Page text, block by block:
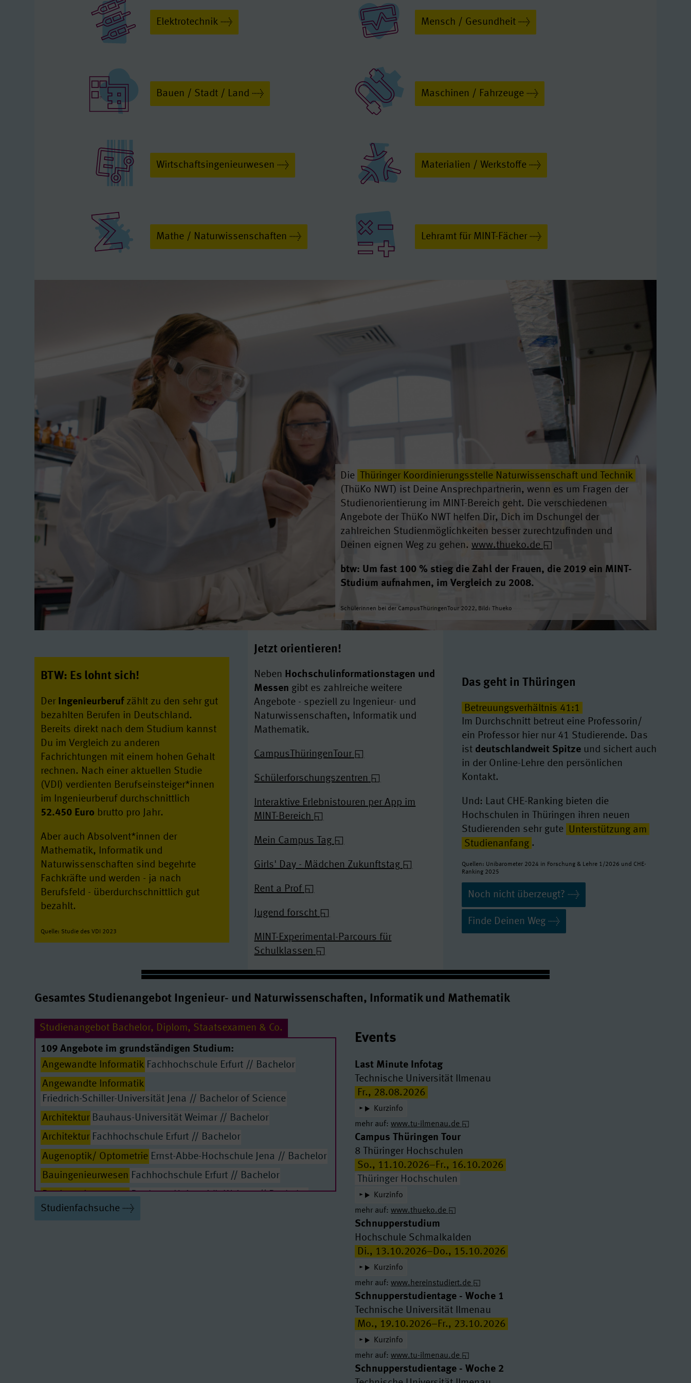
Elektrotechnik Mensch / Gesundheit
Bauen / Stadt / Land Maschinen / Fahrzeuge
Wirtschaftsingenieurwesen Materialien / Werkstoffe
Mathe / Naturwissenschaften Lehramt für MINT-Fächer
Die
Thüringer Koordinierungsstelle Naturwissenschaft und Technik
(ThüKo NWT) ist Deine Ansprechpartnerin, wenn es um Fragen der
Studienorientierung im MINT-Bereich geht. Die verschiedenen
Angebote der ThüKo NWT helfen Dir, Dich im Dschungel der
zahlreichen Studienmöglichkeiten besser zurechtzufinden und
Deinen eignen Weg zu gehen. www.thueko.de
btw: Um fast 100 % stieg die Zahl der Frauen, die 2019 ein MINT-
Studium aufnahmen, im Vergleich zu 2008.
Schülerinnen bei der CampusThüringenTour 2022, Bild: Thueko
BTW: Es lohnt sich!
Der Ingenieurberuf zählt zu den sehr gut
bezahlten Berufen in Deutschland.
Bereits direkt nach dem Studium kannst
Du im Vergleich zu anderen
Fachrichtungen mit einem hohen Gehalt
rechnen. Nach einer aktuellen Studie
(VDI) verdienten Berufseinsteiger*innen
im Ingenieurberuf durchschnittlich
52.450 Euro brutto pro Jahr.
Aber auch Absolvent*innen der
Mathematik, Informatik und
Naturwissenschaften sind begehrte
Fachkräfte und werden - ja nach
Berufsfeld - überdurchschnittlich gut
bezahlt.
Quelle: Studie des VDI 2023
Jetzt orientieren!
Neben Hochschulinformationstagen und
Messen gibt es zahlreiche weitere
Angebote - speziell zu Ingenieur- und
Naturwissenschaften, Informatik und
Mathematik.
CampusThüringenTour
Schülerforschungszentren
Interaktive Erlebnistouren per App im
MINT-Bereich
Mein Campus Tag
Girls' Day - Mädchen Zukunftstag
Rent a Prof
Jugend forscht
MINT-Experimental-Parcours für
Schulklassen
Das geht in Thüringen
Betreuungsverhältnis 41:1
Im Durchschnitt betreut eine Professorin/
ein Professor hier nur 41 Studierende. Das
ist deutschlandweit Spitzeund sichert auch
in der Online-Lehre den persönlichen
Kontakt.
Und: Laut CHE-Ranking bieten die
Hochschulen in Thüringen ihren neuen
Studierenden sehr gute
Unterstützung am
Studienanfang .
Quellen: Unibarometer 2024 in Forschung & Lehre 1/2026 und CHE-
Ranking 2025
Noch nicht überzeugt?
Finde Deinen Weg
Youtube/ Video: erlauben
Quelle: www.youtube-nocookie.com
Gesamtes Studienangebot Ingenieur- und Naturwissenschaften, Informatik und Mathematik
Studienangebot Bachelor, Diplom, Staatsexamen & Co.
109 Angebote im grundständigen Studium:
Angewandte Informatik Fachhochschule Erfurt // Bachelor
Angewandte Informatik
Friedrich-Schiller-Universität Jena // Bachelor of Science
Architektur Bauhaus-Universität Weimar // Bachelor
Architektur Fachhochschule Erfurt // Bachelor
Augenoptik/ Optometrie Ernst-Abbe-Hochschule Jena // Bachelor
Bauingenieurwesen Fachhochschule Erfurt // Bachelor
Bauingenieurwesen Bauhaus-Universität Weimar // Bachelor
Betriebswirtschaftslehre mit technischer Orientierung
Studienfachsuche
Events
Last Minute Infotag
Technische Universität Ilmenau
Fr., 28.08.2026
Kurzinfo
mehr auf: www.tu-ilmenau.de
Campus Thüringen Tour
8 Thüringer Hochschulen
So., 11.10.2026–Fr., 16.10.2026
Thüringer Hochschulen
Kurzinfo
mehr auf: www.thueko.de
Schnupperstudium
Hochschule Schmalkalden
Di., 13.10.2026–Do., 15.10.2026
Kurzinfo
mehr auf: www.hereinstudiert.de
Schnupperstudientage - Woche 1
Technische Universität Ilmenau
Mo., 19.10.2026–Fr., 23.10.2026
Kurzinfo
mehr auf: www.tu-ilmenau.de
Schnupperstudientage - Woche 2